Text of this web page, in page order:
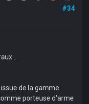
#34
de la gamme
porteuse d'arme